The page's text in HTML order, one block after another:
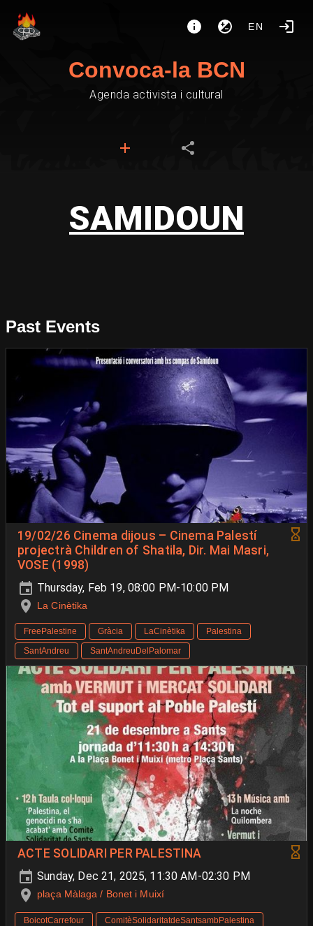
EN
Convoca-la BCN
Agenda activista i cultural
SAMIDOUN
Past Events
19/02/26 Cinema dijous – Cinema Palestí
projectrà Children of Shatila, Dir. Mai Masri,
VOSE (1998)
Thursday, Feb 19, 08:00 PM-10:00 PM
La Cinètika
FreePalestine Gràcia LaCinètika
Palestina
SantAndreu
SantAndreuDelPalomar
ACTE SOLIDARI PER PALESTINA
Sunday, Dec 21, 2025, 11:30 AM-02:30 PM
plaça Màlaga / Bonet i Muixí
BoicotCarrefour
ComitèSolidaritatdeSantsambPalestina